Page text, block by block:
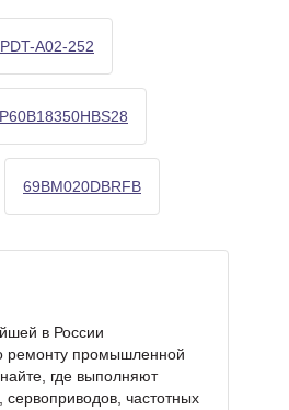
PDT-A02-252
P60B18350HBS28
69BM020DBRFB
в России
ремонту промышленной
где выполняют
сервоприводов, частотных